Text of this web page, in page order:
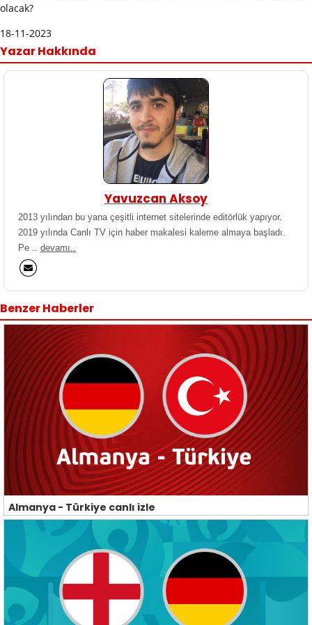
olacak?
18-11-2023
Yazar Hakkında
Yavuzcan Aksoy
2013 yılından bu yana çeşitli internet sitelerinde editörlük yapıyor.
2019 yılında Canlı TV için haber makalesi kaleme almaya başladı.
Pe .. devamı..
Benzer Haberler
Almanya - Türkiye canlı izle